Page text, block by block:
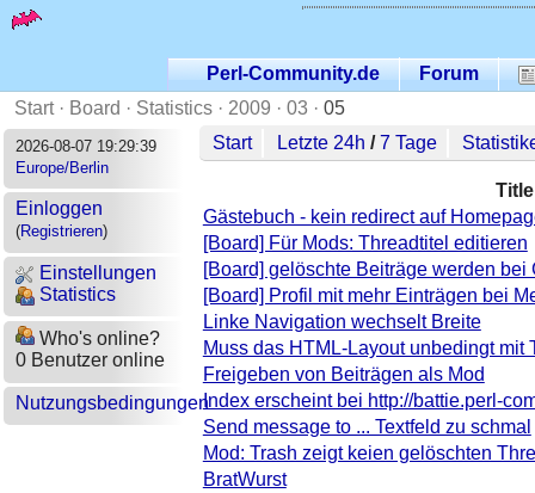
Perl-Community.de
Forum
Start· Board · Statistics · 2009 · 03 · 05
2026-08-07 19:29:39
Europe/Berlin
Einloggen
(Registrieren)
Einstellungen
Statistics
Who's online?
0 Benutzer online
Nutzungsbedingungen
Start Letzte 24h /7 Tage
Title
Gästebuch - kein redirect auf
[Board] Für Mods: Threadtitel editieren
[Board] gelöschte Beiträge werden
[Board] Profil mit mehr Einträgen bei
Linke Navigation wechselt Breite
Muss das HTML-Layout unbedingt mit
Freigeben von Beiträgen als Mod
Index erscheint bei http://battie.perl-
Send message to ... Textfeld zu schmal
Mod: Trash zeigt keien gelöschten
BratWurst